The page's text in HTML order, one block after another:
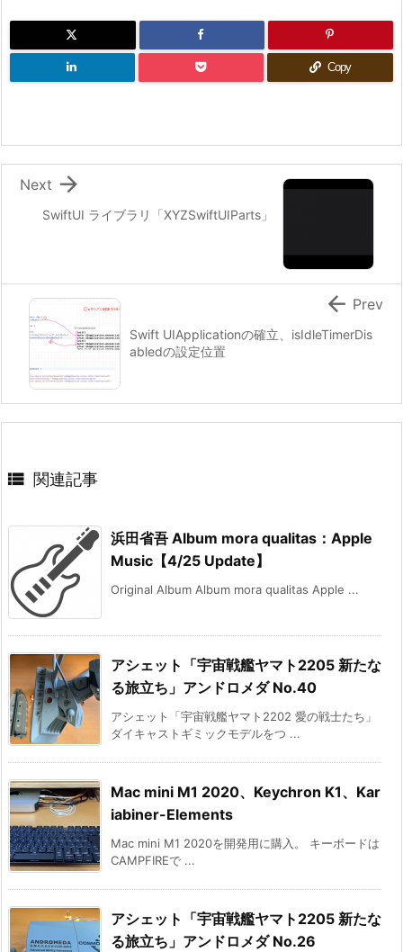
Copy
SwiftUI ライブラリ「XYZSwiftUIParts」

Next
Swift UIApplicationの確立、isIdleTimerDis
abledの設定位置
 Prev
 関連記事
浜田省吾 Album mora qualitas：Apple
Music【4/25 Update】
Original Album Album mora qualitas Apple ...
アシェット「宇宙戦艦ヤマト2205 新たな
る旅立ち」アンドロメダ No.40
アシェット「宇宙戦艦ヤマト2202 愛の戦士たち」
ダイキャストギミックモデルをつ ...
Mac mini M1 2020、Keychron K1、Kar
iabiner-Elements
Mac mini M1 2020を開発用に購入。 キーボードは
CAMPFIREで ...
アシェット「宇宙戦艦ヤマト2205 新たな
る旅立ち」アンドロメダ No.26